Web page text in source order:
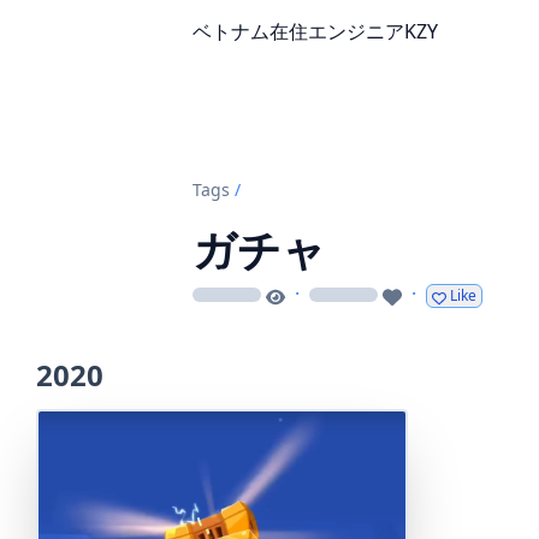
ベトナム在住エンジニアKZY
Tags /
ガチャ
loading · loading · Like
2020